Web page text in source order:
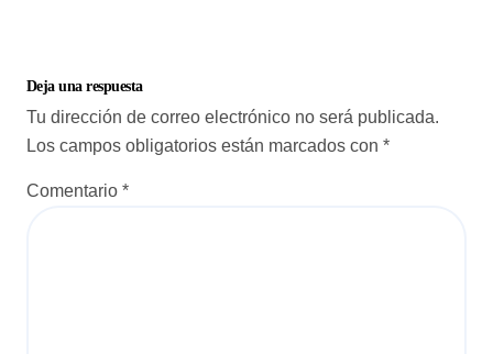
Deja una respuesta
Tu dirección de correo electrónico no será publicada.
Los campos obligatorios están marcados con *
Comentario *